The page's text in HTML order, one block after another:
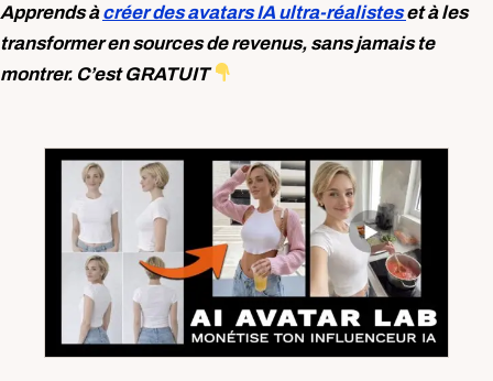
Apprends àcréer des avatars IA ultra-réalisteset à les
transformer en sources de revenus, sans jamais te
montrer. C’est GRATUIT